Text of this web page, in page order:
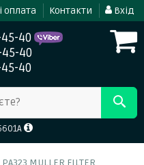
оплата Контакти Вхід
40
40
40
PA323 MULLER FILTER